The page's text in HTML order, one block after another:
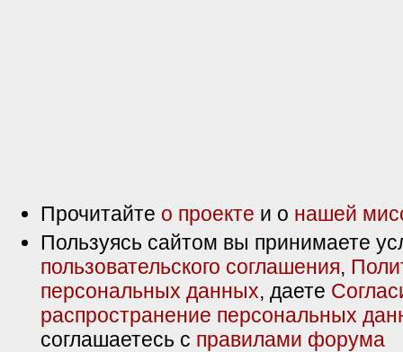
Прочитайте о проекте и о нашей
Пользуясь сайтом вы принимаете
пользовательского соглашения,
персональных данных, даете
распространение персональных
соглашаетесь с правилами форума